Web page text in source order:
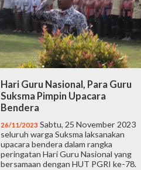
Hari Guru Nasional, Para Guru
Suksma Pimpin Upacara
Bendera
26/11/2023 Sabtu, 25 November 2023
seluruh warga Suksma laksanakan
upacara bendera dalam rangka
peringatan Hari Guru Nasional yang
bersamaan dengan HUT PGRI ke-78.